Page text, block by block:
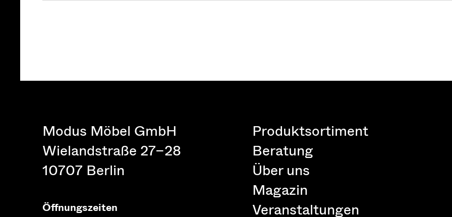
Modus Möbel GmbH
Wielandstraße 27–28
10707 Berlin
Öffnungszeiten
Produktsortiment
Beratung
Über uns
Magazin
Veranstaltungen